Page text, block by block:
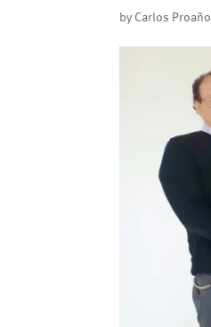
by Carlos Proaño